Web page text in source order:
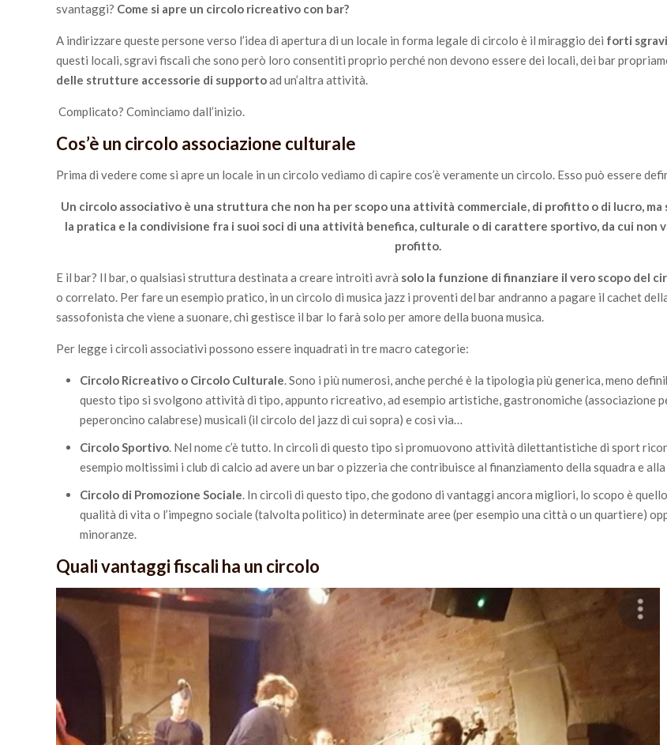
svantaggi? Come si apre un circolo ricreativo con bar?
A indirizzare queste persone verso l’idea di apertura di un locale in forma legale di circolo è il miraggio dei forti
questi locali, sgravi fiscali che sono però loro consentiti proprio perché non devono essere dei locali, dei bar
delle strutture accessorie di supportoad un’altra attività.
Complicato? Cominciamo dall’inizio.
Cos’è un circolo associazione culturale
Prima di vedere come si apre un locale in un circolo vediamo di capire cos’è veramente un circolo. Esso può essere
Un circolo associativo è una struttura che non ha per scopo una attività commerciale, di profitto o di lucro, ma
la pratica e la condivisione fra i suoi soci di una attività benefica, culturale o di carattere sportivo, da cui non
profitto.
E il bar? Il bar, o qualsiasi struttura destinata a creare introiti avrà solo la funzione di finanziare il vero scopo del
o correlato. Per fare un esempio pratico, in un circolo di musica jazz i proventi del bar andranno a pagare il cachet
sassofonista che viene a suonare, chi gestisce il bar lo farà solo per amore della buona musica.
Per legge i circoli associativi possono essere inquadrati in tre macro categorie:
Circolo Ricreativo o Circolo Culturale. Sono i più numerosi, anche perché è la tipologia più generica, meno
questo tipo si svolgono attività di tipo, appunto ricreativo, ad esempio artistiche, gastronomiche (associazione
peperoncino calabrese) musicali (il circolo del jazz di cui sopra) e così via…
Circolo Sportivo. Nel nome c’è tutto. In circoli di questo tipo si promuovono attività dilettantistiche di sport
esempio moltissimi i club di calcio ad avere un bar o pizzeria che contribuisce al finanziamento della squadra e
Circolo di Promozione Sociale. In circoli di questo tipo, che godono di vantaggi ancora migliori, lo scopo è
qualità di vita o l’impegno sociale (talvolta politico) in determinate aree (per esempio una città o un quartiere)
minoranze.
Quali vantaggi fiscali ha un circolo